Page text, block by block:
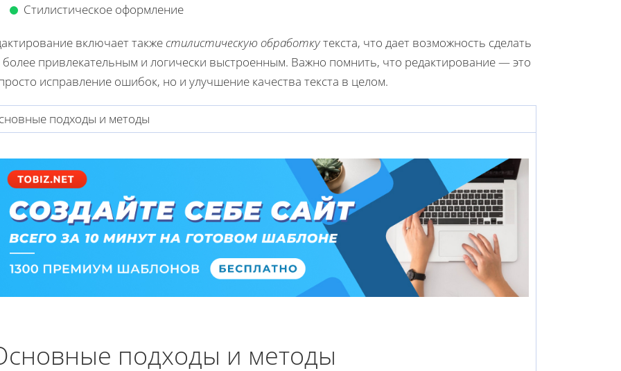
Стилистическое оформление
включает такжестилистическую обработкутекста, что дает возможность сделать
более привлекательным и логически выстроенным. Важно помнить, что редактирование — это
исправление ошибок, но и улучшение качества текста в целом.
подходы и методы
подходы и методы